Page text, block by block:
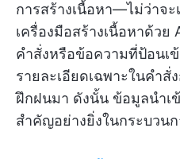
การสร้างเนื้อหา—ไม่ว่าจ
เครื่องมือสร้างเนื้อหาด้วย
คำสั่งหรือข้อความที่ป้อนเ
รายละเอียดเฉพาะในคำ
ฝึกฝนมา ดังนั้น ข้อมูลนำเ
สำคัญอย่างยิ่งในกระบวน